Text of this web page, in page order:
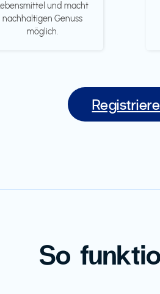
und macht
nachhaltigen Genuss
möglich.
So